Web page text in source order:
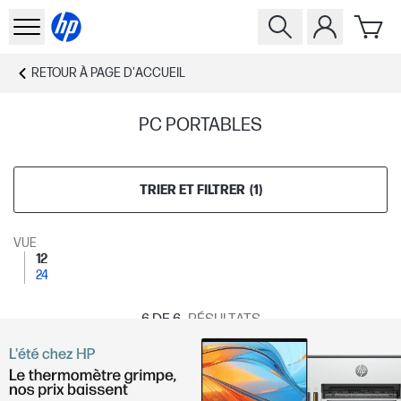
RETOUR À PAGE D'ACCUEIL
PC PORTABLES
TRIER ET FILTRER (1)
VUE
12
24
6 DE 6 RÉSULTATS